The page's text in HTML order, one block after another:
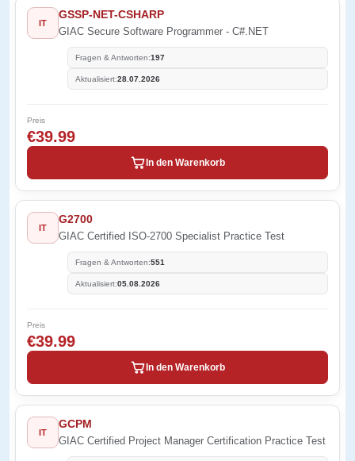
IT
GSSP-NET-CSHARP
GIAC Secure Software Programmer - C#.NET
Fragen & Antworten:197
Aktualisiert:28.07.2026
Preis
€39.99
In den Warenkorb
IT
G2700
GIAC Certified ISO-2700 Specialist Practice Test
Fragen & Antworten:551
Aktualisiert:05.08.2026
Preis
€39.99
In den Warenkorb
IT
GCPM
GIAC Certified Project Manager Certification Practice Test